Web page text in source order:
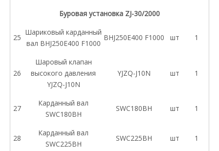
Буровая установка ZJ-30/2000
25
Шариковый карданный
вал BHJ250E400 F1000
BHJ250E400 F1000 шт 1
26
Шаровый клапан
высокого давления
YJZQ-J10N
YJZQ-J10N шт 1
27
Карданный вал
SWC180BH
SWC180BH шт 1
28
Карданный вал
SWC225BH
SWC225BH шт 1